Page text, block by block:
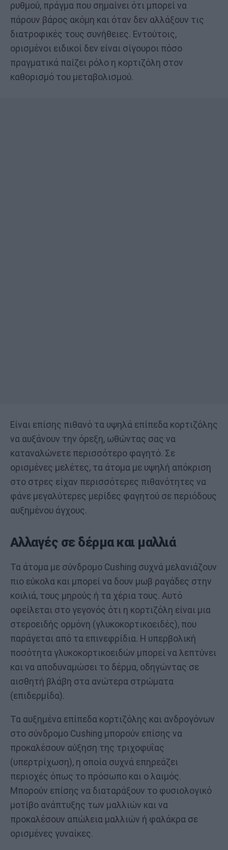
ρυθμού, πράγμα που σημαίνει ότι μπορεί να
πάρουν βάρος ακόμη και όταν δεν αλλάξουν τις
διατροφικές τους συνήθειες. Εντούτοις,
ορισμένοι ειδικοί δεν είναι σίγουροι πόσο
πραγματικά παίζει ρόλο η κορτιζόλη στον
καθορισμό του μεταβολισμού.
Είναι επίσης πιθανό τα υψηλά επίπεδα κορτιζόλης
να αυξάνουν την όρεξη, ωθώντας σας να
καταναλώνετε περισσότερο φαγητό. Σε
ορισμένες μελέτες, τα άτομα με υψηλή απόκριση
στο στρες είχαν περισσότερες πιθανότητες να
φάνε μεγαλύτερες μερίδες φαγητού σε περιόδους
αυξημένου άγχους.
Αλλαγές σε δέρμα και μαλλιά
Τα άτομα με σύνδρομο Cushing συχνά μελανιάζουν
πιο εύκολα και μπορεί να δουν μωβ ραγάδες στην
κοιλιά, τους μηρούς ή τα χέρια τους. Αυτό
οφείλεται στο γεγονός ότι η κορτιζόλη είναι μια
στεροειδής ορμόνη (γλυκοκορτικοειδές), που
παράγεται από τα επινεφρίδια. Η υπερβολική
ποσότητα γλυκοκορτικοειδών μπορεί να λεπτύνει
και να αποδυναμώσει το δέρμα, οδηγώντας σε
αισθητή βλάβη στα ανώτερα στρώματα
(επιδερμίδα).
Τα αυξημένα επίπεδα κορτιζόλης και ανδρογόνων
στο σύνδρομο Cushing μπορούν επίσης να
προκαλέσουν αύξηση της τριχοφυΐας
(υπερτρίχωση), η οποία συχνά επηρεάζει
περιοχές όπως το πρόσωπο και ο λαιμός.
Μπορούν επίσης να διαταράξουν το φυσιολογικό
μοτίβο ανάπτυξης των μαλλιών και να
προκαλέσουν απώλεια μαλλιών ή φαλάκρα σε
ορισμένες γυναίκες.